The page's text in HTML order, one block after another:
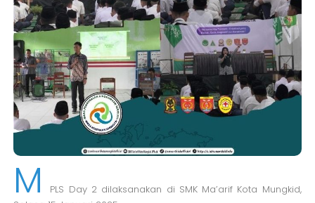
M
PLS Day 2 dilaksanakan di SMK Ma’arif Kota Mungkid,